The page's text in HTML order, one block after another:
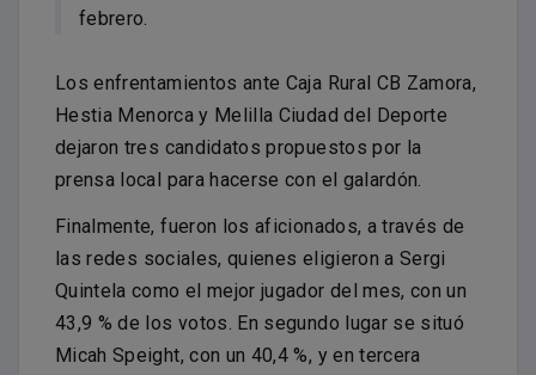
febrero.
Los enfrentamientos ante Caja Rural CB Zamora,
Hestia Menorca y Melilla Ciudad del Deporte
dejaron tres candidatos propuestos por la
prensa local para hacerse con el galardón.
Finalmente, fueron los aficionados, a través de
las redes sociales, quienes eligieron a Sergi
Quintela como el mejor jugador del mes, con un
43,9 % de los votos. En segundo lugar se situó
Micah Speight, con un 40,4 %, y en tercera